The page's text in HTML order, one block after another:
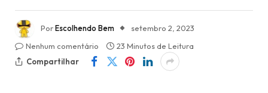
PorEscolhendo Bem
setembro 2, 2023
Nenhum comentário
23 Minutos de Leitura
Compartilhar